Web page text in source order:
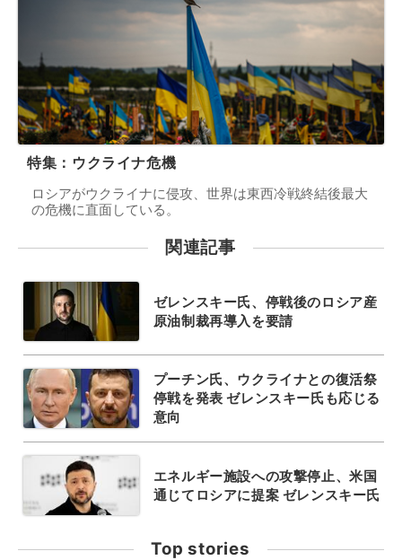
特集：ウクライナ危機
ロシアがウクライナに侵攻、世界は東西冷戦終結後最大
の危機に直面している。
関連記事
ゼレンスキー氏、停戦後のロシア産
原油制裁再導入を要請
プーチン氏、ウクライナとの復活祭
停戦を発表 ゼレンスキー氏も応じる
意向
エネルギー施設への攻撃停止、米国
通じてロシアに提案 ゼレンスキー氏
Top stories